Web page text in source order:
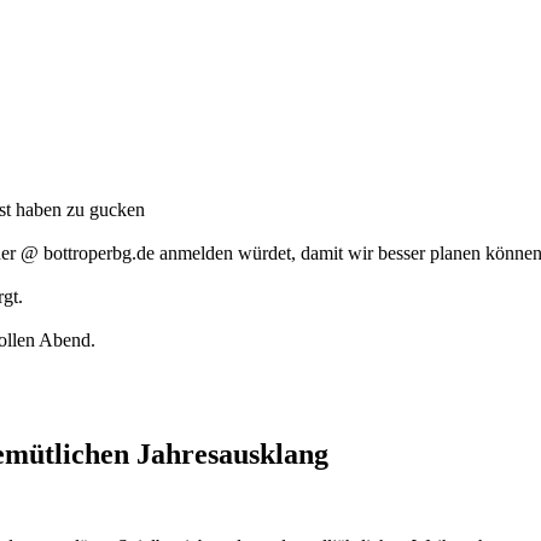
haben zu gucken
@ bottroperbg.de anmelden würdet, damit wir besser planen
Abend.
Jahresausklang